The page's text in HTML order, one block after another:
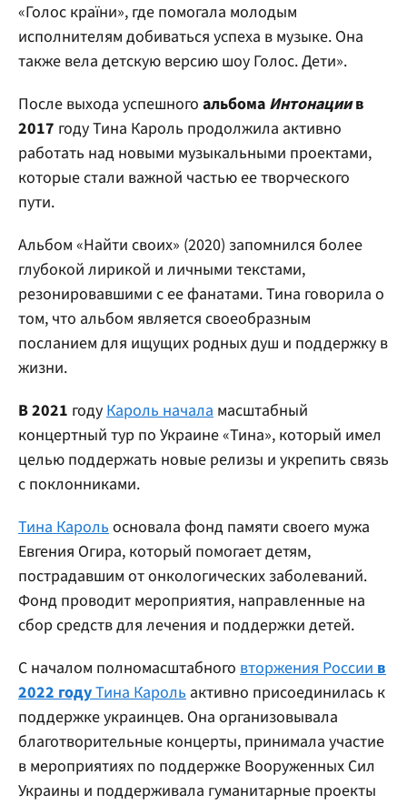
«Голос країни», где помогала молодым
исполнителям добиваться успеха в музыке. Она
также вела детскую версию шоу Голос. Дети».
После выхода успешного альбома Интонациив
2017 году Тина Кароль продолжила активно
работать над новыми музыкальными проектами,
которые стали важной частью ее творческого
пути.
Альбом «Найти своих» (2020) запомнился более
глубокой лирикой и личными текстами,
резонировавшими с ее фанатами. Тина говорила о
том, что альбом является своеобразным
посланием для ищущих родных душ и поддержку в
жизни.
В 2021 годуКароль начала масштабный
концертный тур по Украине «Тина», который имел
целью поддержать новые релизы и укрепить связь
с поклонниками.
Тина Карольосновала фонд памяти своего мужа
Евгения Огира, который помогает детям,
пострадавшим от онкологических заболеваний.
Фонд проводит мероприятия, направленные на
сбор средств для лечения и поддержки детей.
С началом полномасштабного вторжения Россиив
2022 годуТина Кароль активно присоединилась к
поддержке украинцев. Она организовывала
благотворительные концерты, принимала участие
в мероприятиях по поддержке Вооруженных Сил
Украины и поддерживала гуманитарные проекты